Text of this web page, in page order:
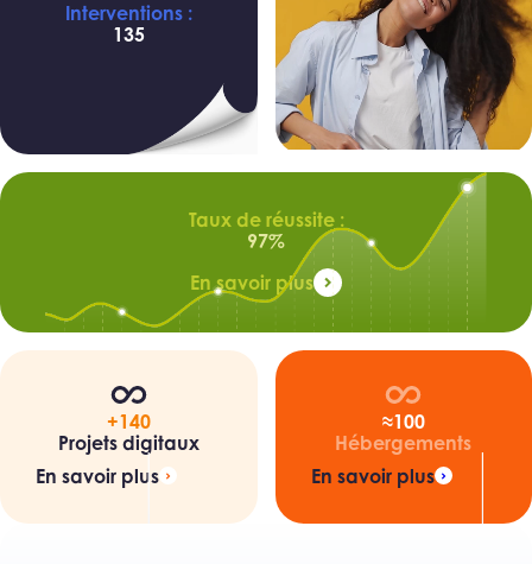
Interventions :
135
+140
Projets digitaux
En savoir plus
Taux de réussite :
97%
En savoir plus
≈100
Hébergements
En savoir plus